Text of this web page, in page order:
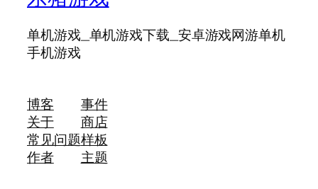
单机游戏_单机游戏下载_安卓游戏网游单机
手机游戏
博客
关于
常见问题
作者
事件
商店
样板
主题